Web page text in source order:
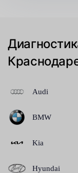
Audi
BMW
Kia
Hyundai